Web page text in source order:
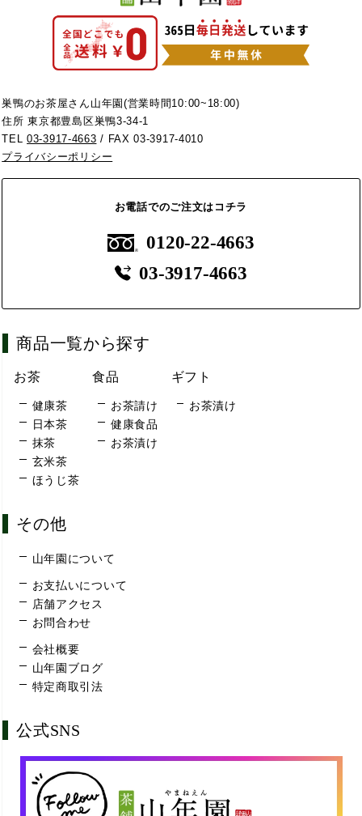
巣鴨のお茶屋さん山年園(営業時間10:00~18:00)
住所 東京都豊島区巣鴨3-34-1
TEL03-3917-4663 / FAX 03-3917-4010
プライバシーポリシー
お電話でのご注文はコチラ
0120-22-4663
03-3917-4663
商品一覧から探す
お茶
健康茶
日本茶
抹茶
玄米茶
ほうじ茶
食品
お茶請け
健康食品
お茶漬け
ギフト
お茶漬け
その他
山年園について
お支払いについて
店舗アクセス
お問合わせ
会社概要
山年園ブログ
特定商取引法
公式SNS